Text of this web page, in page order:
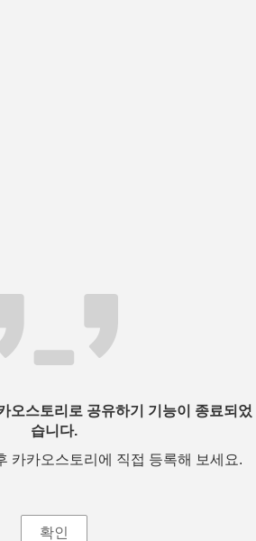
오스토리로 공유하기 기능이 종료되었
습니다.
카카오스토리에 직접 등록해 보세요.
확인